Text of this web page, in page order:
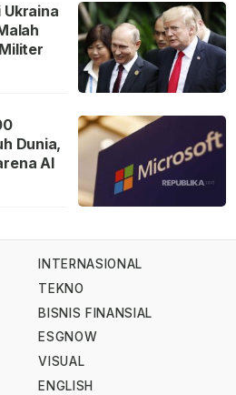
Ukraina
Dunia,
AI
INTERNASIONAL
TEKNO
BISNIS FINANSIAL
ESGNOW
VISUAL
ENGLISH